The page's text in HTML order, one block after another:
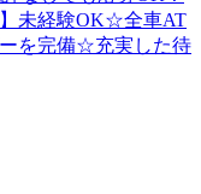
未経験OK☆全車AT
を完備☆充実した待